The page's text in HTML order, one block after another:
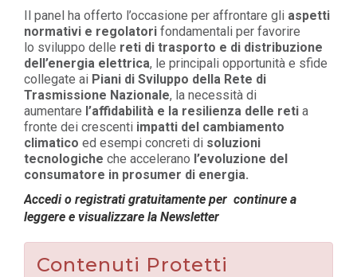
Il panel ha offerto l’occasione per affrontare gli aspetti
normativi e regolatori fondamentali per favorire
lo sviluppo delle reti di trasporto e di distribuzione
dell’energia elettrica, le principali opportunità e sfide
collegate ai Piani di Sviluppo della Rete di
Trasmissione Nazionale, la necessità di
aumentare l’affidabilità e la resilienza delle reti a
fronte dei crescenti impatti del cambiamento
climatico ed esempi concreti di soluzioni
tecnologiche che accelerano l’evoluzione del
consumatore in prosumer di energia.
Accedi o registrati gratuitamente per continure a
leggere e visualizzare la Newsletter
Contenuti Protetti